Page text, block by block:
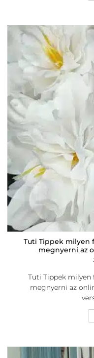
Tuti Tippek milyen
megnyerni az
Tuti Tippek
megnyerni az